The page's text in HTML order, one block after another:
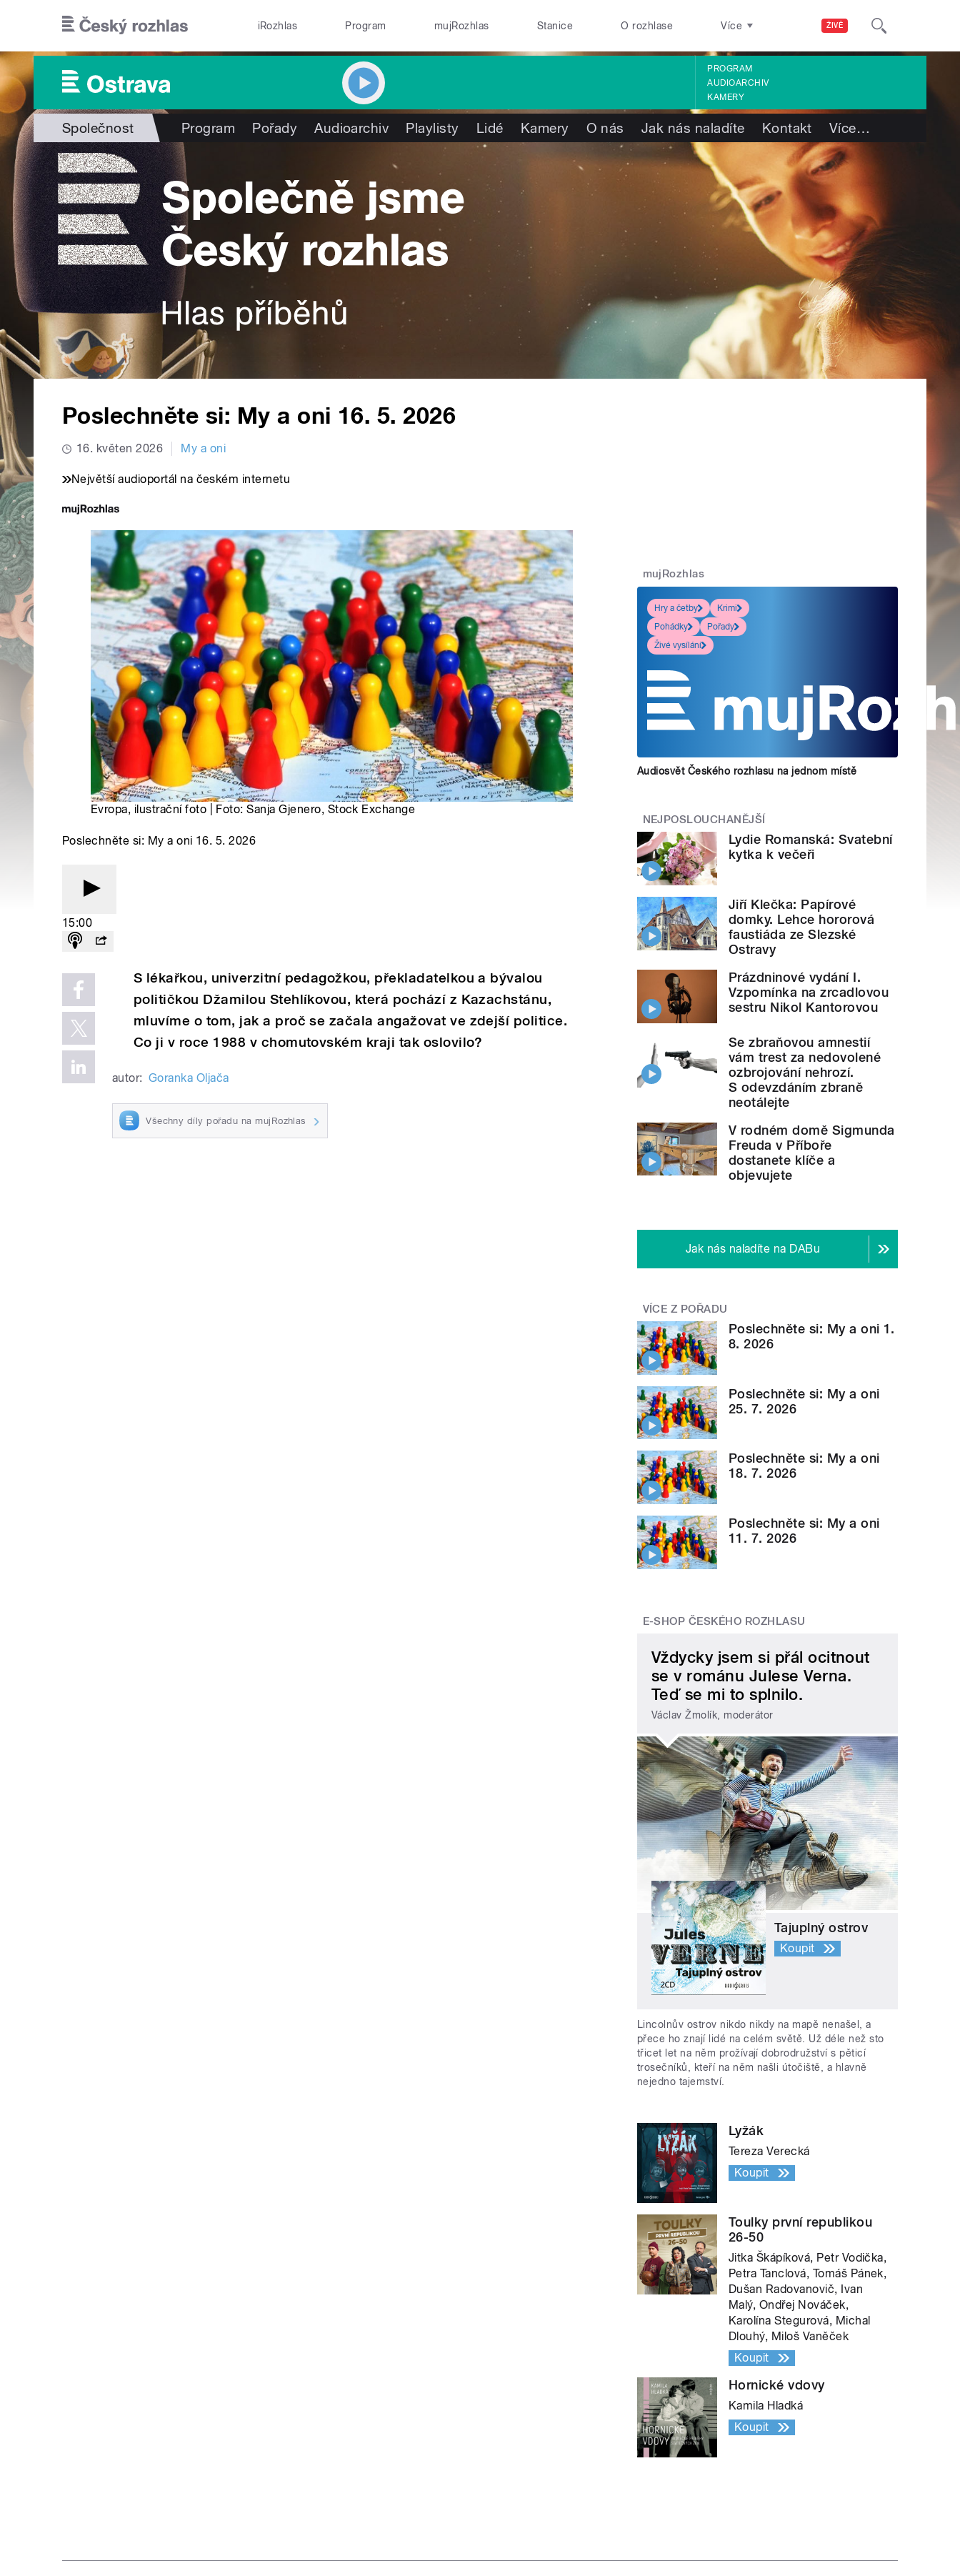
ŽIVĚ
iRozhlas Program mujRozhlas Stanice O rozhlase Více
PROGRAM
AUDIOARCHIV
KAMERY
Společnost Program Pořady Audioarchiv Playlisty Lidé Kamery O nás Jak nás naladíte Kontakt Více…
Poslechněte si: My a oni 16. 5. 2026
16. květen 2026 My a oni
Největší audioportál na českém internetu
Evropa, ilustrační foto | Foto: Sanja Gjenero, Stock Exchange
Poslechněte si: My a oni 16. 5. 2026
15:00
S lékařkou, univerzitní pedagožkou, překladatelkou a bývalou
političkou Džamilou Stehlíkovou, která pochází z Kazachstánu,
mluvíme o tom, jak a proč se začala angažovat ve zdejší politice.
Co ji v roce 1988 v chomutovském kraji tak oslovilo?
autor: Goranka Oljača
Všechny díly pořadu na mujRozhlas
mujRozhlas
Hry a četby
Krimi
Pohádky
Pořady
Živé vysílání
Audiosvět Českého rozhlasu na jednom místě
NEJPOSLOUCHANĚJŠÍ
Lydie Romanská: Svatební
kytka k večeři
Jiří Klečka: Papírové
domky. Lehce hororová
faustiáda ze Slezské
Ostravy
Prázdninové vydání I.
Vzpomínka na zrcadlovou
sestru Nikol Kantorovou
Se zbraňovou amnestií
vám trest za nedovolené
ozbrojování nehrozí.
S odevzdáním zbraně
neotálejte
V rodném domě Sigmunda
Freuda v Příboře
dostanete klíče a
objevujete
Jak nás naladíte na DABu
VÍCE Z POŘADU
Poslechněte si: My a oni 1.
8. 2026
Poslechněte si: My a oni
25. 7. 2026
Poslechněte si: My a oni
18. 7. 2026
Poslechněte si: My a oni
11. 7. 2026
E-SHOP ČESKÉHO ROZHLASU
Vždycky jsem si přál ocitnout
se v románu Julese Verna.
Teď se mi to splnilo.
Václav Žmolík, moderátor
Tajuplný ostrov
Koupit
Lincolnův ostrov nikdo nikdy na mapě nenašel, a
přece ho znají lidé na celém světě. Už déle než sto
třicet let na něm prožívají dobrodružství s pěticí
trosečníků, kteří na něm našli útočiště, a hlavně
nejedno tajemství.
Lyžák
Tereza Verecká
Koupit
Toulky první republikou
26-50
Jitka Škápíková, Petr Vodička,
Petra Tanclová, Tomáš Pánek,
Dušan Radovanovič, Ivan
Malý, Ondřej Nováček,
Karolína Stegurová, Michal
Dlouhý, Miloš Vaněček
Koupit
Hornické vdovy
Kamila Hladká
Koupit